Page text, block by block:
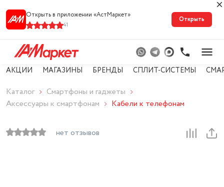
Открыть в приложении «АстМарке‪т‬»
41
Открыть
АКЦИИ МАГАЗИНЫ БРЕНДЫ СПЛИТ-СИСТЕМЫ
Каталог
Смартфоны и гаджеты
Аксессуары к смартфонам
Кабели к телефонам
нет отзывов